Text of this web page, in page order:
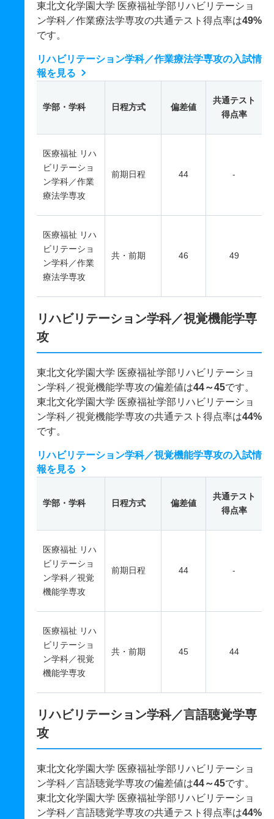
東北文化学園大学 医療福祉学部リハビリテーショ
ン学科／作業療法学専攻の共通テスト得点率は49%
です。
リハビリテーション学科／作業療法学専攻の入試情
報を見る
学部・学科 日程方式 偏差値
共通テスト
得点率
医療福祉 リハ
ビリテーショ
ン学科／作業
療法学専攻
前期日程 44 -
医療福祉 リハ
ビリテーショ
ン学科／作業
療法学専攻
共・前期 46 49
リハビリテーション学科／視覚機能学専
攻
東北文化学園大学 医療福祉学部リハビリテーショ
ン学科／視覚機能学専攻の偏差値は44～45です。
東北文化学園大学 医療福祉学部リハビリテーショ
ン学科／視覚機能学専攻の共通テスト得点率は44%
です。
リハビリテーション学科／視覚機能学専攻の入試情
報を見る
学部・学科 日程方式 偏差値
共通テスト
得点率
医療福祉 リハ
ビリテーショ
ン学科／視覚
機能学専攻
前期日程 44 -
医療福祉 リハ
ビリテーショ
ン学科／視覚
機能学専攻
共・前期 45 44
リハビリテーション学科／言語聴覚学専
攻
東北文化学園大学 医療福祉学部リハビリテーショ
ン学科／言語聴覚学専攻の偏差値は44～45です。
東北文化学園大学 医療福祉学部リハビリテーショ
ン学科／言語聴覚学専攻の共通テスト得点率は44%